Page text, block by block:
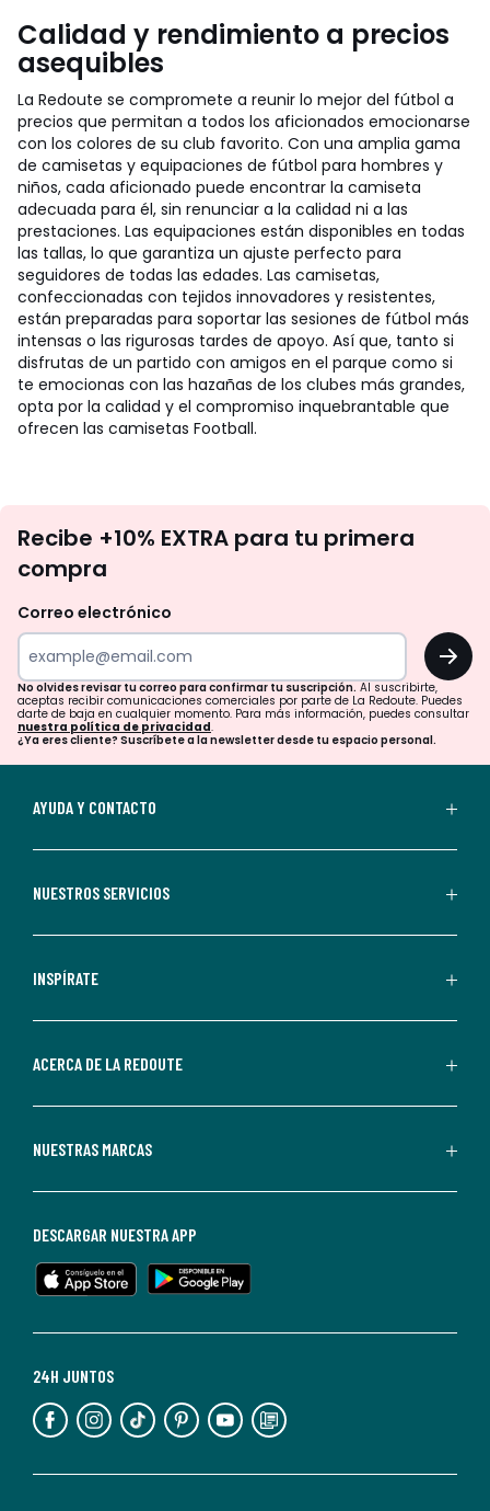
Calidad y rendimiento a precios
asequibles
La Redoute se compromete a reunir lo mejor del fútbol a
precios que permitan a todos los aficionados emocionarse
con los colores de su club favorito. Con una amplia gama
de camisetas y equipaciones de fútbol para hombres y
niños, cada aficionado puede encontrar la camiseta
adecuada para él, sin renunciar a la calidad ni a las
prestaciones. Las equipaciones están disponibles en todas
las tallas, lo que garantiza un ajuste perfecto para
seguidores de todas las edades. Las camisetas,
confeccionadas con tejidos innovadores y resistentes,
están preparadas para soportar las sesiones de fútbol más
intensas o las rigurosas tardes de apoyo. Así que, tanto si
disfrutas de un partido con amigos en el parque como si
te emocionas con las hazañas de los clubes más grandes,
opta por la calidad y el compromiso inquebrantable que
ofrecen las camisetas Football.
te
tu
para
confirmar
tu
suscripción.
aceptas
comerciales
personalizadas
parte
Redoute.
de
en
cualquier
Para
información,
puedes
nuestra
Recibe +10% EXTRA para tu primera
compra
Correo electrónico
OK
No olvides revisar tu correo para confirmar tu suscripción. Al suscribirte,
aceptas recibir comunicaciones comerciales por parte de La Redoute. Puedes
darte de baja en cualquier momento. Para más información, puedes consultar
nuestra política de privacidad.
¿Ya eres cliente? Suscríbete a la newsletter desde tu espacio personal.
AYUDA Y CONTACTO
NUESTROS SERVICIOS
INSPÍRATE
ACERCA DE LA REDOUTE
NUESTRAS MARCAS
24H JUNTOS
DESCARGAR NUESTRA APP